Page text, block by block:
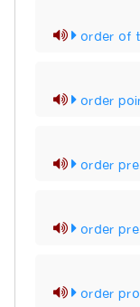
order of
order
order
order
order